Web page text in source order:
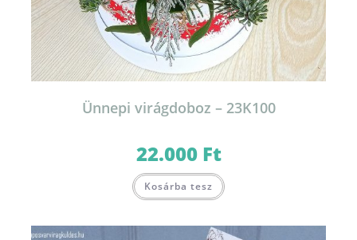
Ünnepi virágdoboz – 23K100
22.000 Ft
Kosárba tesz